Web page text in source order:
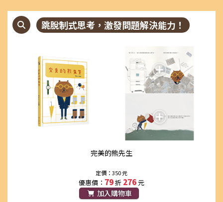
跳脫制式思考，激發問題解決能力！
完美的熊先生
定價：350 元
優惠價： 79折 276元
加入購物車